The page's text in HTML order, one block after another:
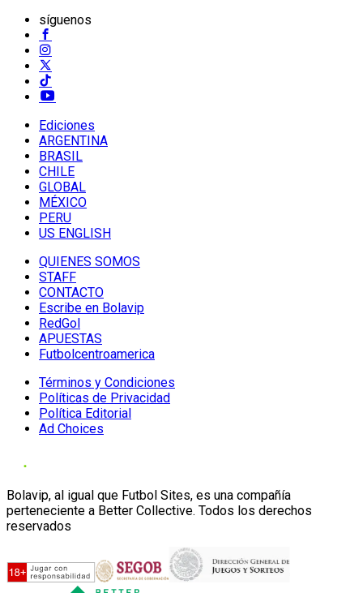
síguenos
Ediciones
ARGENTINA
BRASIL
CHILE
GLOBAL
MÉXICO
PERU
US ENGLISH
QUIENES SOMOS
STAFF
CONTACTO
Escribe en Bolavip
RedGol
APUESTAS
Futbolcentroamerica
Términos y Condiciones
Políticas de Privacidad
Política Editorial
Ad Choices
Bolavip, al igual que Futbol Sites, es una compañía
perteneciente a Better Collective. Todos los derechos
reservados